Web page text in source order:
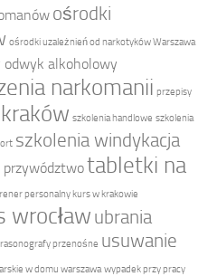
ośrodki
ośrodki uzależnień od narkotyków Warszawa
alkoholowy
narkomanii przepisy
szkolenia handlowe szkolenia
szkolenia windykacja
przywództwotabletki na
personalny kurs w krakowie
wrocław ubrania
przenośne usuwanie
w domu warszawa wypadek przy pracy